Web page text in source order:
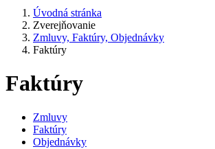
Úvodná stránka
Zverejňovanie
Zmluvy, Faktúry, Objednávky
Faktúry
Faktúry
Zmluvy
Faktúry
Objednávky